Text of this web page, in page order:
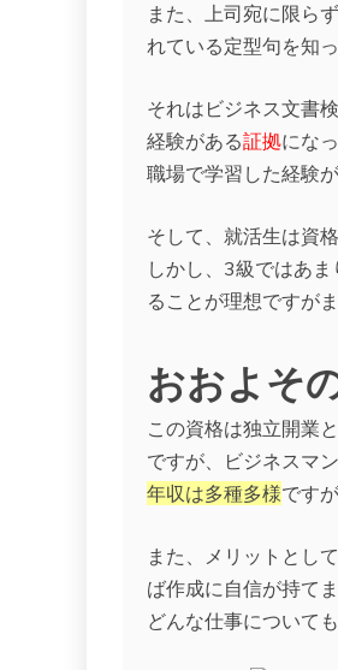
また、上司宛に限ら
れている定型句を知
それはビジネス文書
経験がある証拠にな
職場で学習した経験
そして、就活生は資
しかし、3級ではあ
ることが理想ですが
おおよそ
この資格は独立開業
ですが、ビジネスマ
年収は多種多様です
また、メリットとし
ば作成に自信が持てま
どんな仕事について